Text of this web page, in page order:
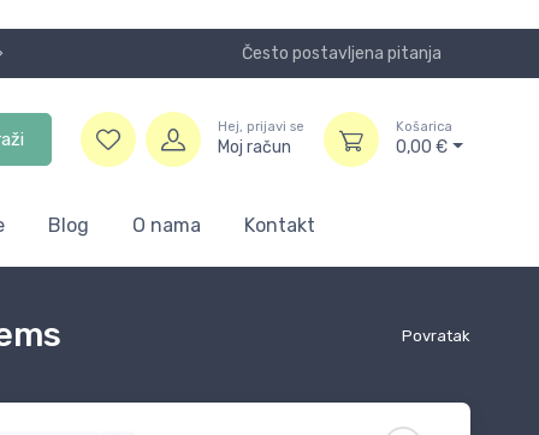
Često postavljena pitanja
Hej, prijavi se
Moj račun
Košarica
0,00 €
Blog O nama Kontakt
Povratak